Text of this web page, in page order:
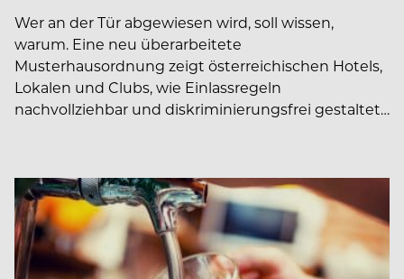
Wer an der Tür abgewiesen wird, soll wissen,
warum. Eine neu überarbeitete
Musterhausordnung zeigt österreichischen Hotels,
Lokalen und Clubs, wie Einlassregeln
nachvollziehbar und diskriminierungsfrei gestaltet…